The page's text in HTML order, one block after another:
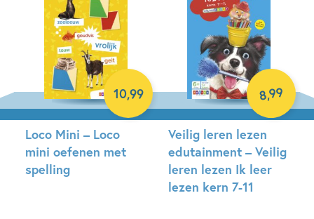
Loco Mini – Loco
mini oefenen met
spelling
10,99
Veilig leren lezen
edutainment – Veilig
leren lezen Ik leer
lezen kern 7-11
8,99